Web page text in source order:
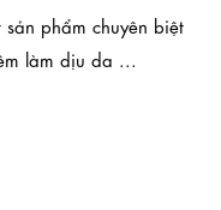
phẩm chuyên biệt
làm dịu da ...